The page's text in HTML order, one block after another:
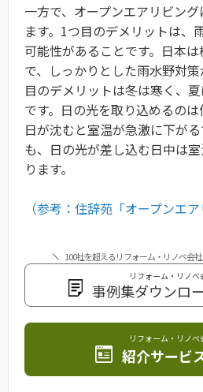
一方で、オープンエアリビン
ます。1つ目のデメリットは、
可能性があることです。日本
で、しっかりとした雨水野対
目のデメリットは冬は寒く、
です。日の光を取り込めるの
日が沈むと室温が急激に下が
も、日の光が差し込む日中は
ります。
（参考：住辞苑「オープンエア
100社を超えるリフォーム・リノベ会
リフォーム・リノベ
事例集ダウンロ
リフォーム・リノベ
紹介サービ